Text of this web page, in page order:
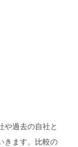
や過去の自社と
きます。比較の